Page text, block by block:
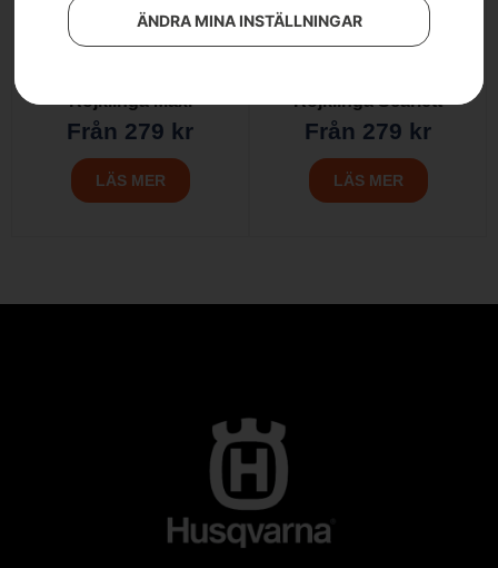
ÄNDRA MINA INSTÄLLNINGAR
Röjklinga Maxi
Från 279 kr
LÄS MER
Röjklinga Scarlett
Från 279 kr
LÄS MER